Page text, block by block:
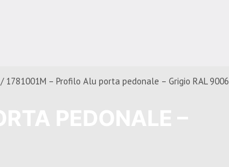
/ 1781001M – Profilo Alu porta pedonale – Grigio RAL 9006